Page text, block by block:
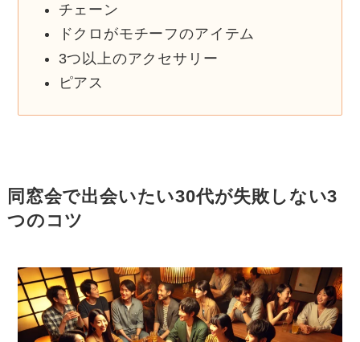
チェーン
ドクロがモチーフのアイテム
3つ以上のアクセサリー
ピアス
同窓会で出会いたい30代が失敗しない3
つのコツ